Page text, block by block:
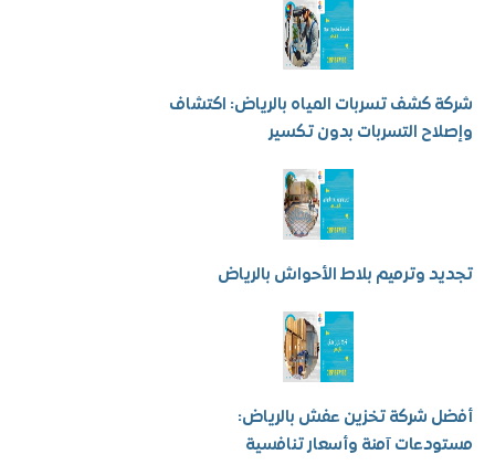
كشف تسربات المياه بالرياض: اكتشاف
التسربات بدون تكسير
وترميم بلاط الأحواش بالرياض
شركة تخزين عفش بالرياض:
آمنة وأسعار تنافسية